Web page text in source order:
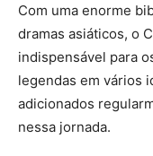
Com uma enorme
dramas asiáticos, o
indispensável para
legendas em vários
adicionados
nessa jornada.